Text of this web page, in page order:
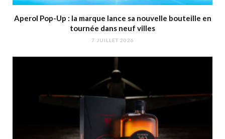
Aperol Pop-Up : la marque lance sa nouvelle bouteille en
tournée dans neuf villes
7 JUILLET 2026